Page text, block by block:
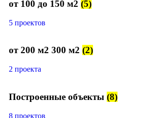
от 100 до 150 м2 (5)
5 проектов
от 200 м2 300 м2 (2)
2 проекта
Построенные объекты (8)
8 проектов